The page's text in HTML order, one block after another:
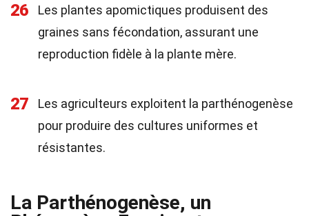
26
Les plantes apomictiques produisent des
graines sans fécondation, assurant une
reproduction fidèle à la plante mère.
27
Les agriculteurs exploitent la parthénogenèse
pour produire des cultures uniformes et
résistantes.
La Parthénogenèse, un